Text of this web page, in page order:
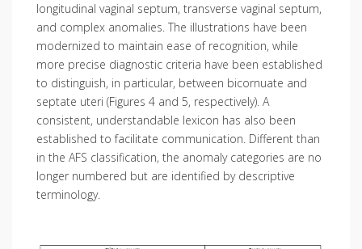
longitudinal vaginal septum, transverse vaginal septum,
and complex anomalies. The illustrations have been
modernized to maintain ease of recognition, while
more precise diagnostic criteria have been established
to distinguish, in particular, between bicornuate and
septate uteri (Figures 4 and 5, respectively). A
consistent, understandable lexicon has also been
established to facilitate communication. Different than
in the AFS classification, the anomaly categories are no
longer numbered but are identified by descriptive
terminology.